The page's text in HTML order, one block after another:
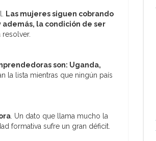
Las mujeres siguen cobrando
la condición de ser
son: Uganda,
la lista mientras que ningún país
. Un dato que llama mucho la
formativa sufre un gran déficit.